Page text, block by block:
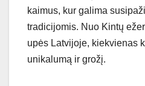
kaimus, kur galima
tradicijomis. Nuo Kintų
upės Latvijoje, kiekvienas
unikalumą ir grožį.